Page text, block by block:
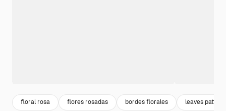
floral rosa flores rosadas bordes florales leaves pattern